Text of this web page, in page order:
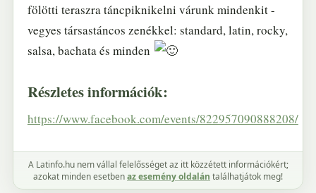
fölötti teraszra táncpiknikelni várunk mindenkit -
vegyes társastáncos zenékkel: standard, latin, rocky,
salsa, bachata és minden
Részletes információk:
https://www.facebook.com/events/822957090888208/
A Latinfo.hu nem vállal felelősséget az itt közzétett információkért;
azokat minden esetbenaz esemény oldalán találhatjátok meg!